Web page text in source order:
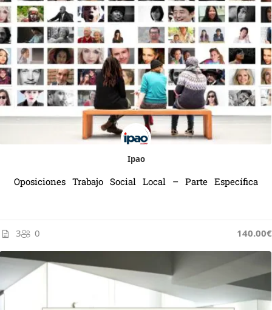
Ipao
Oposiciones Trabajo Social Local – Parte Específica
3 0 140.00€